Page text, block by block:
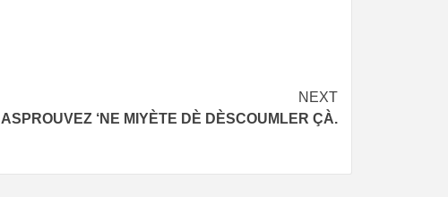
NEXT
ASPROUVEZ ‘NE MIYÈTE DÈ DÈSCOUMLER ÇÀ.